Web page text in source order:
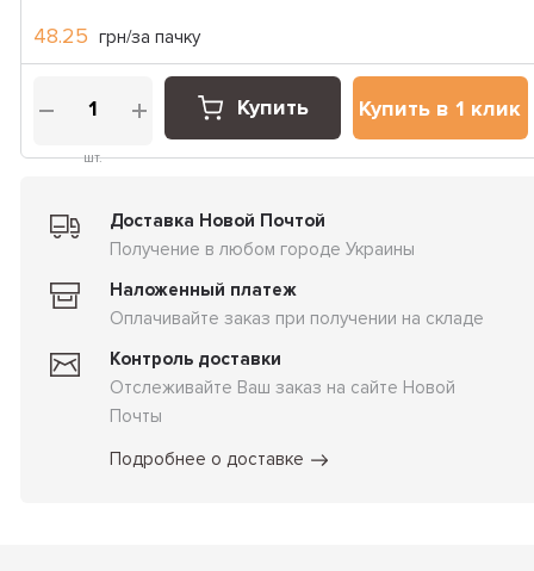
48.25 грн/за пачку
шт.
Купить Купить в 1 клик
Доставка Новой Почтой
Получение в любом городе Украины
Наложенный платеж
Оплачивайте заказ при получении на складе
Контроль доставки
Отслеживайте Ваш заказ на сайте Новой
Почты
Подробнее о доставке